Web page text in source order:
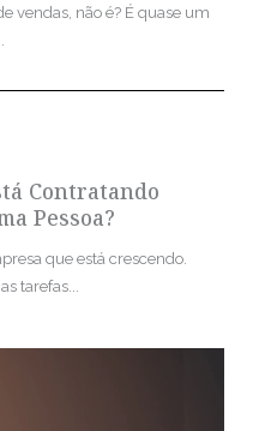
vendas, não é? É quase um
Contratando
Pessoa?
que está crescendo.
tarefas...